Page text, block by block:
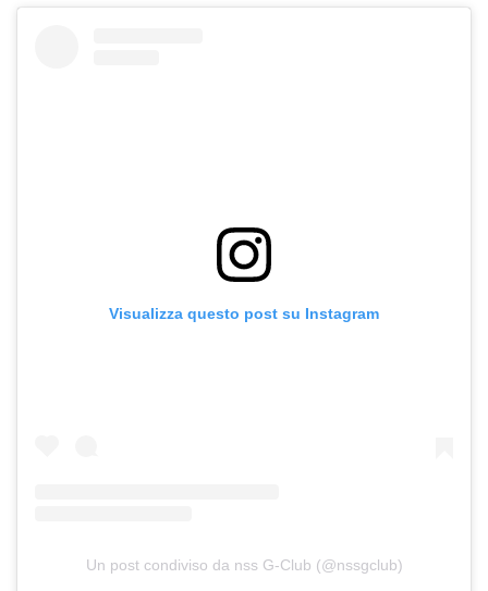
Visualizza questo post su Instagram
Un post condiviso da nss G-Club (@nssgclub)